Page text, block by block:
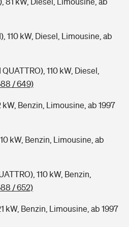
110 kW, Diesel, Limousine, ab
110 kW, Diesel,
/ 649)
kW, Benzin, Limousine, ab 1997
kW, Benzin, Limousine, ab
110 kW, Benzin,
/ 652)
kW, Benzin, Limousine, ab 1997